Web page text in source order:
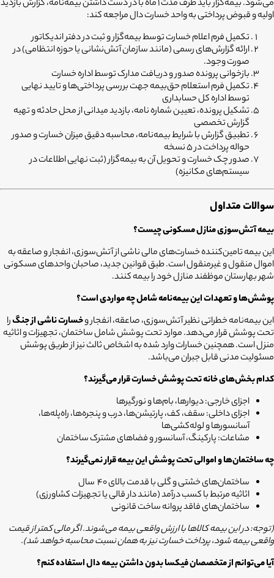
می‌شود. بیمه‌گزار باید ظرف مدت 1 ماه با در دست داشتن بیمه‌نامه، گزارش بازدید
اولیه و قبوض پرداختی به واحد خسارت دال مراجعه کند:
تکمیل فرم اعلام خسارت توسط بیمه‌گزار و ثبت در دفتر اندیکاتور
ارائه گزارش‌های رسمی (مانند سازمان آتش‌نشانی یا حوزه انتظامی) در
صورت وجود.
بازخوانی پرونده صدور و دریافت مدارک توسط اداره خسارت
تکمیل فرم استعلام حق‌بیمه جهت بررسی پرداختی‌ها و تایید نهایی
توسط اداره کل حسابداری
تشکیل پرونده، تعیین شماره نامه، بازدید میدانی از محل حادثه و تهیه
گزارش تخصصی
تطبیق گزارش با شرایط بیمه‌نامه، محاسبه دقیق میزان خسارت و صدور
حواله پرداخت در 5 نسخه
صدور چک خسارت و تحویل آن به بیمه‌گزار (ثبت نهایی اطلاعات در
سیستم‌های مکانیزه)
سوالات متداول
بیمه آتش‌سوزی منازل مسکونی چیست؟
این بیمه تامین‌کننده خسارت‌های مالی ناشی از آتش‌سوزی، انفجار و صاعقه به
اموال منقول و غیرمنقول است. طبق قوانین جدید، صاحبان واحدهای مسکونی
شهر بهارستان موظفند منازل خود را بیمه کنند.
پوشش‌ها و تعهدات این بیمه‌نامه شامل چه مواردی است؟
این بیمه‌نامه خطراتی نظیر آتش‌سوزی، صاعقه، انفجار وخسارت ناشی از جنگرا
تحت پوشش قرار می‌دهد. موارد تحت پوشش شامل ساختمان، تجهیزات و اثاثیه
منزل است. همچنین خسارات وارد شده به اشخاص ثالث نیز از طریق پوشش
مسئولیت مدنی قابل جبران می‌باشد.
کدام بخش‌های خانه تحت پوشش خسارت قرار می‌گیرند؟
اجزای خارجی: دیوارها، بام‌ها و نورگیرها
اجزای داخلی: سقف، کف، پارتیشن‌ها، درب و پنجره‌ها، راه‌پله‌ها،
آسانسورها و لوله‌کشی‌ها
مشاعات: پارکینگ، آسانسور و فضاهای مشترک ساختمان
چه ساختمان‌ها و اموالی تحت پوشش این بیمه قرار نمی‌گیرند؟
ساختمان‌های خشتی و گلی با قدمت بالای 40 سال
اثاثیه مرتبط با کسب درآمد (مانند دار قالی یا تجهیزات کشاورزی)
ساختمان‌های فاقد پروانه ساخت قانونی
(توجه: در این بیمه کالاها با ارزش واقعی بیمه می‌شوند. اگر مالی کمتر از قیمت
واقعی بیمه شود، پرداخت خسارت نیز به همان نسبت محاسبه خواهد شد).
آیا می‌توانم از متخصصان فیکسا بدون داشتن بیمه دال استفاده کنم؟